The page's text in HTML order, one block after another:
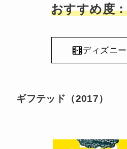
おすすめ
ディズニ
ギフテッド（2017）